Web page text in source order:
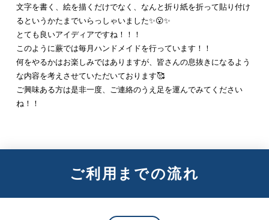
文字を書く、絵を描くだけでなく、なんと折り紙を折って貼り付け
るというかたまでいらっしゃいました✨😮✨
とても良いアイディアですね！！！
このように蕨では毎月ハンドメイドを行っています！！
何をやるかはお楽しみではありますが、皆さんの息抜きになるよう
な内容を考えさせていただいております🥰
ご興味ある方は是非一度、ご連絡のうえ足を運んでみてください
ね！！
ご利用までの流れ